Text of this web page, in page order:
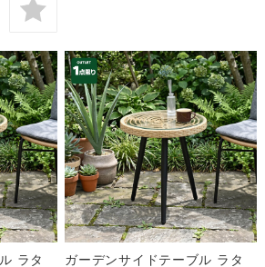
ラタ ガーデンサイドテーブル ラタ